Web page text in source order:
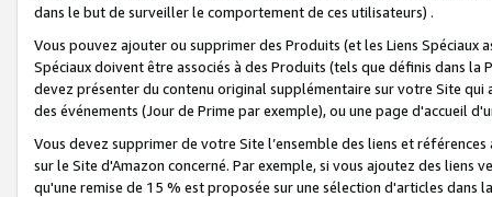
dans le but de surveiller le comportement de ces utilisateurs) .
Vous pouvez ajouter ou supprimer des Produits (et les Liens
Spéciaux doivent être associés à des Produits (tels que définis dans
devez présenter du contenu original supplémentaire sur votre Site qui
des événements (Jour de Prime par exemple), ou une page d'accueil
Vous devez supprimer de votre Site l’ensemble des liens et
sur le Site d'Amazon concerné. Par exemple, si vous ajoutez des
qu'une remise de 15 % est proposée sur une sélection d'articles